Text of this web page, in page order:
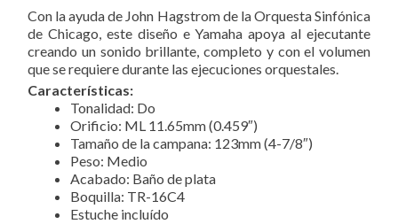
Con la ayuda de John Hagstrom de la Orquesta Sinfónica
de Chicago, este diseño e Yamaha apoya al ejecutante
creando un sonido brillante, completo y con el volumen
que se requiere durante las ejecuciones orquestales.
Características:
Tonalidad: Do
Orificio: ML 11.65mm (0.459″)
Tamaño de la campana: 123mm (4-7/8″)
Peso: Medio
Acabado: Baño de plata
Boquilla: TR-16C4
Estuche incluído